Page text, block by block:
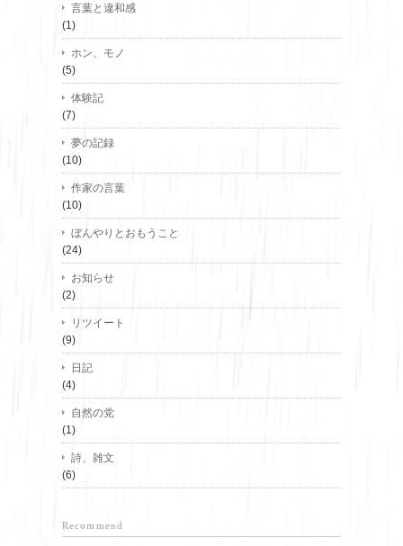
言葉と違和感
(1)
ホン、モノ
(5)
体験記
(7)
夢の記録
(10)
作家の言葉
(10)
ぼんやりとおもうこと
(24)
お知らせ
(2)
リツイート
(9)
日記
(4)
自然の党
(1)
詩、雑文
(6)
Recommend